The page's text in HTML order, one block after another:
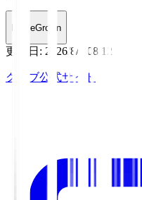
HomeGrown
更新日 : 2026/8/7 08:12
クラブ公式サイト